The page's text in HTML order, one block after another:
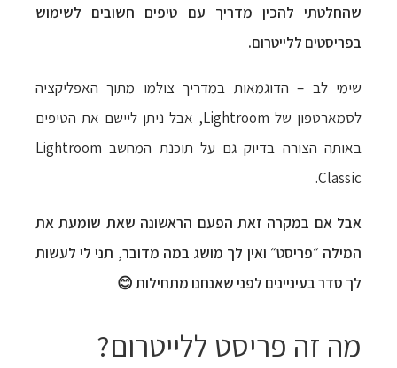
שהחלטתי להכין מדריך עם טיפים חשובים לשימוש
בפריסטים ללייטרום.
שימי לב – הדוגמאות במדריך צולמו מתוך האפליקציה
לסמארטפון של Lightroom, אבל ניתן ליישם את הטיפים
באותה הצורה בדיוק גם על תוכנת המחשב Lightroom
Classic.
אבל אם במקרה זאת הפעם הראשונה שאת שומעת את
המילה ״פריסט״ ואין לך מושג במה מדובר, תני לי לעשות
לך סדר בעיניינים לפני שאנחנו מתחילות 😊
מה זה פריסט ללייטרום?